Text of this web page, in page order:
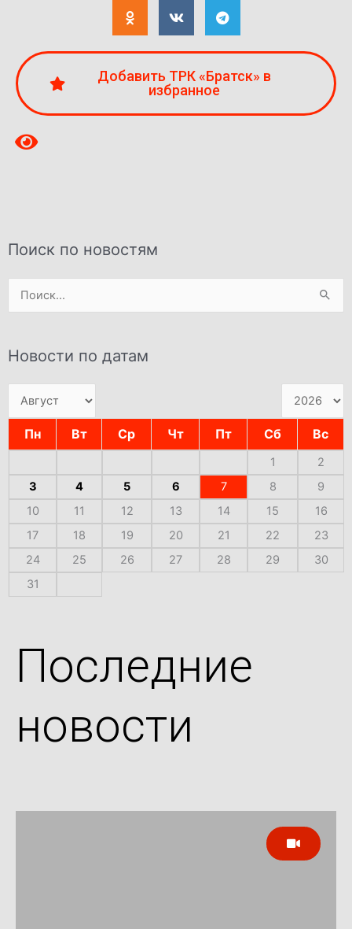
Добавить ТРК «Братск» в
избранное
Поиск по новостям
Поиск:
Новости по датам
Пн Вт Ср Чт Пт Сб Вс
1
2
3
4 5 6 7 8
9
10
11 12 13 14 15
16
17
18 19 20 21 22
23
24
25 26 27 28 29
30
31
Последние
новости